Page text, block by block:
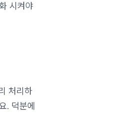
시켜야
처리하
. 덕분에